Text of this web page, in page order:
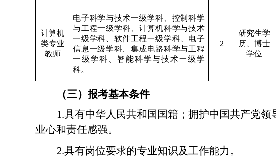
计算机
类专业
教师
电子科学与技术一级学科、控制科学
与工程一级学科、计算机科学与技术
一级学科、软件工程一级学科、电子
信息一级学科 、集成电路科学与工程
一级学科
、智能科学与技术一级学
科。
2
研究生学
历、博士
学位
（三）报考基本条件
1.具有中华人民共和国国籍 ； 拥护中国共产党领
业心和责任感强。
2.具有岗位要求的专业知识及工作能力 。